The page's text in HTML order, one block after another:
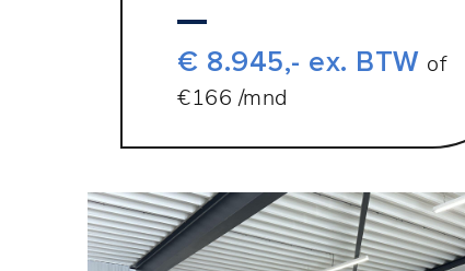
€ 8.945,- ex. BTW of
€166 /mnd